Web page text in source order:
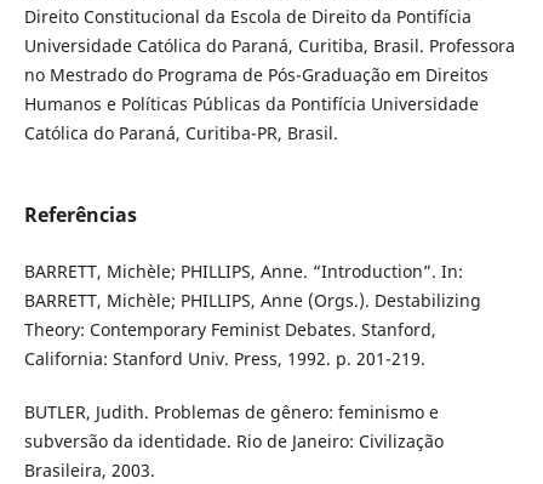
Direito Constitucional da Escola de Direito da Pontifícia
Universidade Católica do Paraná, Curitiba, Brasil. Professora
no Mestrado do Programa de Pós-Graduação em Direitos
Humanos e Políticas Públicas da Pontifícia Universidade
Católica do Paraná, Curitiba-PR, Brasil.
Referências
BARRETT, Michèle; PHILLIPS, Anne. “Introduction”. In:
BARRETT, Michèle; PHILLIPS, Anne (Orgs.). Destabilizing
Theory: Contemporary Feminist Debates. Stanford,
California: Stanford Univ. Press, 1992. p. 201-219.
BUTLER, Judith. Problemas de gênero: feminismo e
subversão da identidade. Rio de Janeiro: Civilização
Brasileira, 2003.